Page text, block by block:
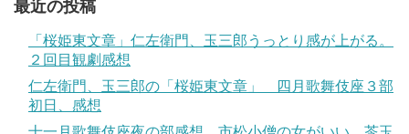
最近の投稿
「桜姫東文章」仁左衛門、玉三郎うっとり感が上がる。
２回目観劇感想
仁左衛門、玉三郎の「桜姫東文章」 四月歌舞伎座３部
初日、感想